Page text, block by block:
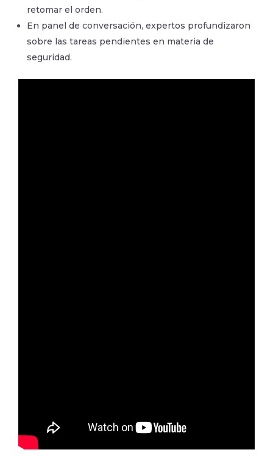
retomar el orden.
En panel de conversación, expertos profundizaron
sobre las tareas pendientes en materia de
seguridad.